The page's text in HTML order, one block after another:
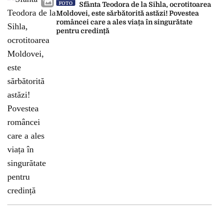
FOTO
Sfânta Teodora de la Sihla, ocrotitoarea
Moldovei, este sărbătorită astăzi! Povestea
româncei care a ales viața în singurătate
pentru credință